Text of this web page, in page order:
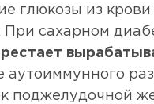
глюкозы из крови
При сахарном
аутоиммунного
поджелудочной